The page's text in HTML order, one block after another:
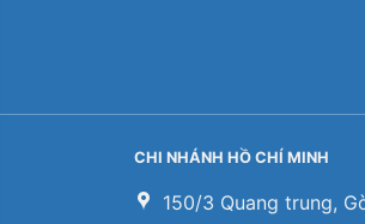
CHI NHÁNH HỒ CHÍ MINH
150/3 Quang trung,